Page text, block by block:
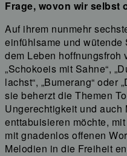
Frage, wovon wir selbst
Auf ihrem nunmehr
einfühlsame und
dem Leben hoffnungsfroh
„Schokoeis mit Sahne“,
lachst“, „Bumerang“ oder
sie beherzt die Themen
Ungerechtigkeit und
enttabuisieren möchte,
mit gnadenlos offenen
Melodien in die Freiheit